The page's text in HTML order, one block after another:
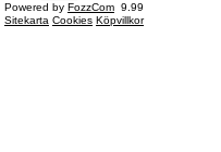
Powered by FozzCom 9.99
Sitekarta Cookies Köpvillkor